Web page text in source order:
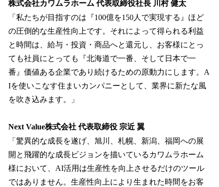
株式会社カワムラホーム 代表取締役社長 川村 健太
「私たちが目指すのは『100億を150人で実現する』ほど
の圧倒的な生産性向上です。それによって得られる利益
と時間は、給与・投資・商品へと還元し、お客様にとっ
ても社員にとっても『北海道で一番、そして日本で一
番』価値ある企業であり続けるための原動力にします。A
Iを使いこなす住まいカンパニーとして、業界に新たな風
を吹き込みます。」
Next Value株式会社 代表取締役 宗近 翼
「驚異的な成長を遂げ、旭川、札幌、新潟、福岡への展
開と飛躍的な成長ビジョンを描いているカワムラホーム
様において、AI活用は生産性を向上させるだけのツール
ではありません。生産性向上により生まれた時間をお客